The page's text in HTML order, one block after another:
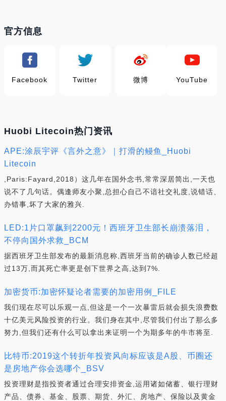
官方信息
Facebook Twitter 微博 YouTube
Huobi Litecoin热门资讯
APE:涂辰宇评《言外之意》｜打滑的鳗鱼_Huobi
Litecoin
,Paris:Fayard,2018）这几年在国外念书,常常深居简出,一天也
说不了几句话。偶逢师友小聚,总担心自己不谙社交礼度,说错话、
办错事,坏了大家的雅兴.
LED:1片口罩飙到2200元！西班牙卫生部长崩溃落泪，
不停向国外求救_BCM
据西班牙卫生部发布的最新消息称,西班牙当前的确诊人数已经超
过13万,而其死亡率更是创下世界之高,达到7%.
加密货币:加密怀疑论者需要的加密用例_FILE
我们现在尽可以乐观一点,但这是一个一次暴雷后就会损失浪费数
十亿美元风险投资的行业。我们身在其中,尽管我们付出了那么多
努力,但我们还有什么可以拿出来证明一个为期多年的牛市将至.
比特币:2019这个转折年投资风向标应该是A股、币圈还
是房地产你会选哪个_BSV
投资理财是指投资者通过合理安排资金,运用诸如储蓄、银行理财
产品、债券、基金、股票、期货、外汇、房地产、保险以及黄金